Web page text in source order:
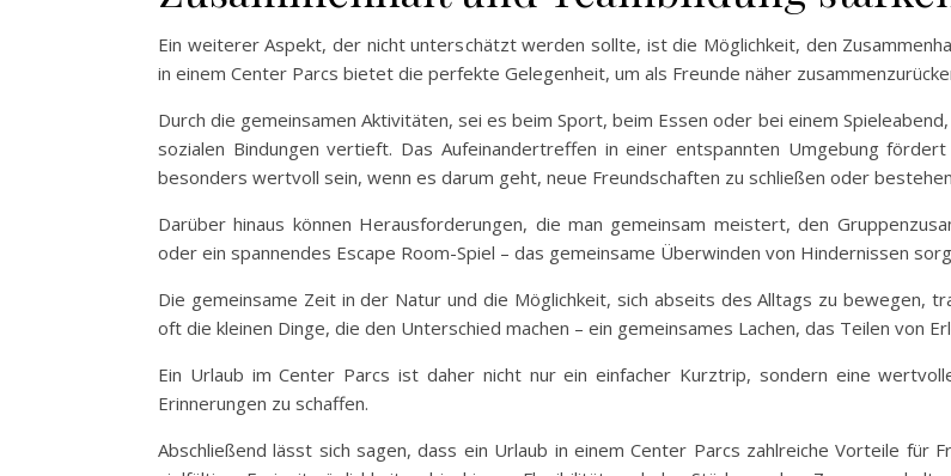
Ein weiterer Aspekt, der nicht unterschätzt werden sollte, ist die Möglichkeit, den
in einem Center Parcs bietet die perfekte Gelegenheit, um als Freunde näher
Durch die gemeinsamen Aktivitäten, sei es beim Sport, beim Essen oder bei einem
sozialen Bindungen vertieft. Das Aufeinandertreffen in einer entspannten Umgebung
besonders wertvoll sein, wenn es darum geht, neue Freundschaften zu schließen oder
Darüber hinaus können Herausforderungen, die man gemeinsam meistert, den
oder ein spannendes Escape Room-Spiel – das gemeinsame Überwinden von Hindernissen
Die gemeinsame Zeit in der Natur und die Möglichkeit, sich abseits des Alltags zu bewegen,
oft die kleinen Dinge, die den Unterschied machen – ein gemeinsames Lachen, das Teilen von
Ein Urlaub im Center Parcs ist daher nicht nur ein einfacher Kurztrip, sondern eine
Erinnerungen zu schaffen.
Abschließend lässt sich sagen, dass ein Urlaub in einem Center Parcs zahlreiche Vorteile für